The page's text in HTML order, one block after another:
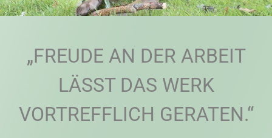
„FREUDE AN DER ARBEIT
LÄSST DAS WERK
VORTREFFLICH GERATEN.“